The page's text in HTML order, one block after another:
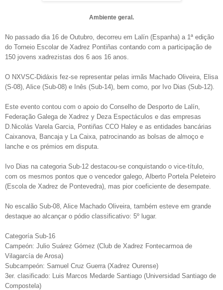
Ambiente geral.
No passado dia 16 de Outubro, decorreu em Lalín (Espanha) a 1ª edição
do Torneio Escolar de Xadrez Pontiñas contando com a participação de
150 jovens xadrezistas dos 6 aos 16 anos.
O NXVSC-Didáxis fez-se representar pelas irmãs Machado Oliveira, Elisa
(S-08), Alice (Sub-08) e Inês (Sub-14), bem como, por Ivo Dias (Sub-12).
Este evento contou com o apoio do Conselho de Desporto de Lalín,
Federação Galega de Xadrez y Deza Espectáculos e das empresas
D.Nicolás Varela Garcia, Pontiñas CCO Haley e as entidades bancárias
Caixanova, Bancaja y La Caixa, patrocinando as bolsas de almoço e
lanche e os prémios em disputa.
Ivo Dias na categoria Sub-12 destacou-se conquistando o vice-título,
com os mesmos pontos que o vencedor galego, Alberto Portela Peleteiro
(Escola de Xadrez de Pontevedra), mas pior coeficiente de desempate.
No escalão Sub-08, Alice Machado Oliveira, também esteve em grande
destaque ao alcançar o pódio classificativo: 5º lugar.
Categoría Sub-16
Campeón: Julio Suárez Gómez (Club de Xadrez Fontecarmoa de
Vilagarcía de Arosa)
Subcampeón: Samuel Cruz Guerra (Xadrez Ourense)
3er. clasificado: Luis Marcos Medarde Santiago (Universidad Santiago de
Compostela)